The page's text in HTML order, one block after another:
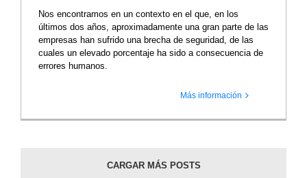
Nos encontramos en un contexto en el que, en los
últimos dos años, aproximadamente una gran parte de las
empresas han sufrido una brecha de seguridad, de las
cuales un elevado porcentaje ha sido a consecuencia de
errores humanos.
Más información
CARGAR MÁS POSTS